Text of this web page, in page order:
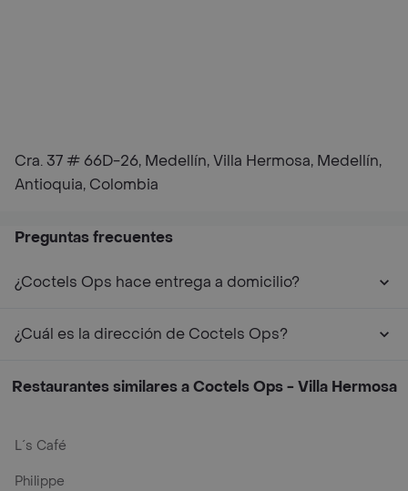
Cra. 37 # 66D-26, Medellín, Villa Hermosa, Medellín,
Antioquia, Colombia
Preguntas frecuentes
¿Coctels Ops hace entrega a domicilio?
¿Cuál es la dirección de Coctels Ops?
Restaurantes similares a Coctels Ops - Villa Hermosa
L´s Café
Philippe